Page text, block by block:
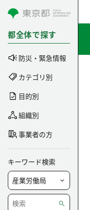
コンテンツにスキップ
都全体で探す
防災・緊急情報
カテゴリ別
目的別
組織別
事業者の方
キーワード検索